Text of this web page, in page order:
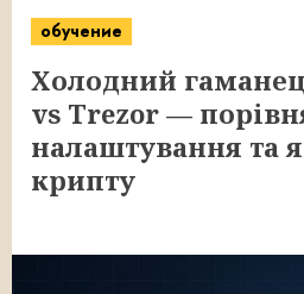
обучение
Холодний
vs Trezor —
налаштування та
крипту